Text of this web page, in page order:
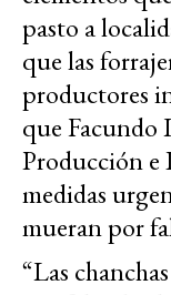
pasto a
que las
productores
que Facundo
Producción
medidas
mueran por
“Las